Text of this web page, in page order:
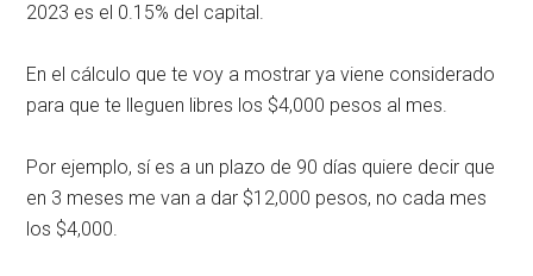
2023 es el 0.15% del capital.
En el cálculo que te voy a mostrar ya viene considerado
para que te lleguen libres los $4,000 pesos al mes.
Por ejemplo, sí es a un plazo de 90 días quiere decir que
en 3 meses me van a dar $12,000 pesos, no cada mes
los $4,000.